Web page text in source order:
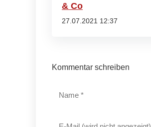
& Co
27.07.2021 12:37
Kommentar schreiben